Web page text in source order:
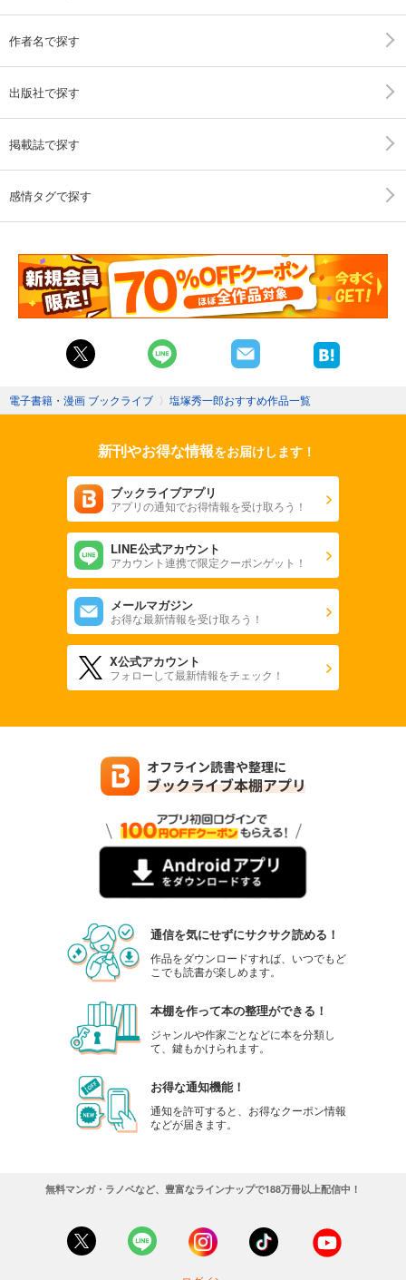
作者名で探す
出版社で探す
掲載誌で探す
感情タグで探す
電子書籍・漫画 ブックライブ 〉 塩塚秀一郎おすすめ作品一覧
新刊やお得な情報をお届けします！
ブックライブアプリ
アプリの通知でお得情報を受け取ろう！
LINE公式アカウント
アカウント連携で限定クーポンゲット！
メールマガジン
お得な最新情報を受け取ろう！
X公式アカウント
フォローして最新情報をチェック！
通信を気にせずにサクサク読める！
作品をダウンロードすれば、いつでもど
こでも読書が楽しめます。
本棚を作って本の整理ができる！
ジャンルや作家ごとなどに本を分類し
て、鍵もかけられます。
お得な通知機能！
通知を許可すると、お得なクーポン情報
などが届きます。
無料マンガ・ラノベなど、豊富なラインナップで188万冊以上配信中！